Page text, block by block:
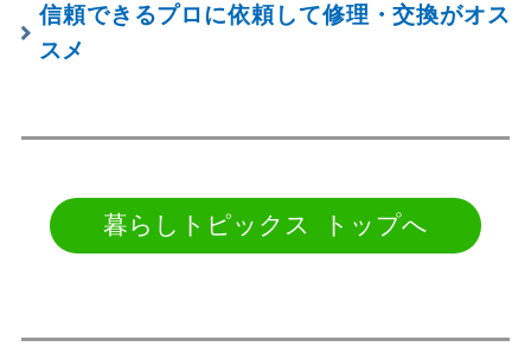
信頼できるプロに依頼して修理・交換がオス
スメ
暮らしトピックス トップへ